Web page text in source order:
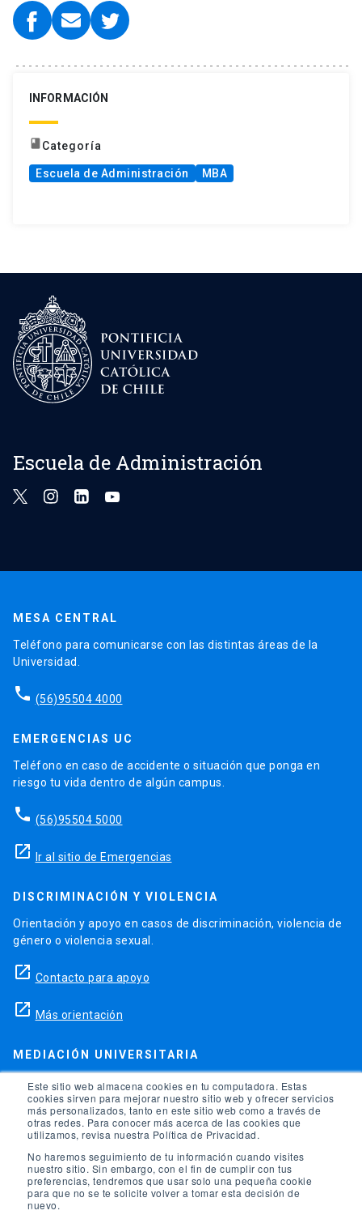
Este sitio web almacena cookies en tu computadora. Estas
cookies sirven para mejorar nuestro sitio web y ofrecer servicios
más personalizados, tanto en este sitio web como a través de
otras redes. Para conocer más acerca de las cookies que
utilizamos, revisa nuestra Política de Privacidad.
No haremos seguimiento de tu información cuando visites
nuestro sitio. Sin embargo, con el fin de cumplir con tus
preferencias, tendremos que usar solo una pequeña cookie
para que no se te solicite volver a tomar esta decisión de
nuevo.
INFORMACIÓN
book Categoría
Escuela de Administración MBA
Escuela de Administración
MESA CENTRAL
Teléfono para comunicarse con las distintas áreas de la
Universidad.
phone (56)95504 4000
EMERGENCIAS UC
Teléfono en caso de accidente o situación que ponga en
riesgo tu vida dentro de algún campus.
phone (56)95504 5000
launch Ir al sitio de Emergencias
DISCRIMINACIÓN Y VIOLENCIA
Orientación y apoyo en casos de discriminación, violencia de
género o violencia sexual.
launch Contacto para apoyo
launch Más orientación
MEDIACIÓN UNIVERSITARIA
Teléfonos para orientación y consejo si se ha vulnerado
alguno de tus derechos en la universidad.
phone (56)95504 1691
phone (56)95504 1247
launch Ir a la Oficina de Ombuds UC